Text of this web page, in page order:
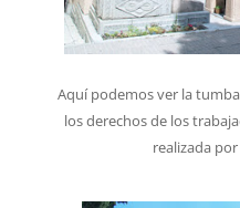
Aquí podemos ver la
los derechos de los
realizada